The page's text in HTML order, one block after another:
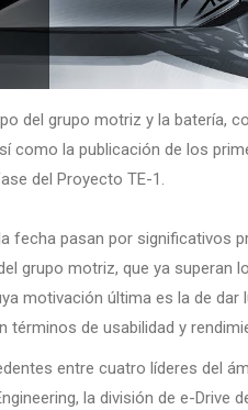
del grupo motriz y la batería,
como la publicación de los
del Proyecto TE-1.
fecha pasan por significativos
grupo motriz, que ya superan
motivación última es la de dar
de usabilidad y
entre cuatro líderes del
la división de e-Drive